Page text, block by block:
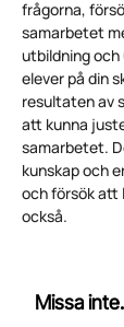
frågorna,
samarbetet
utbildning
elever på din
resultaten av
att kunna
samarbetet.
kunskap och
och försök att
också.
Missa